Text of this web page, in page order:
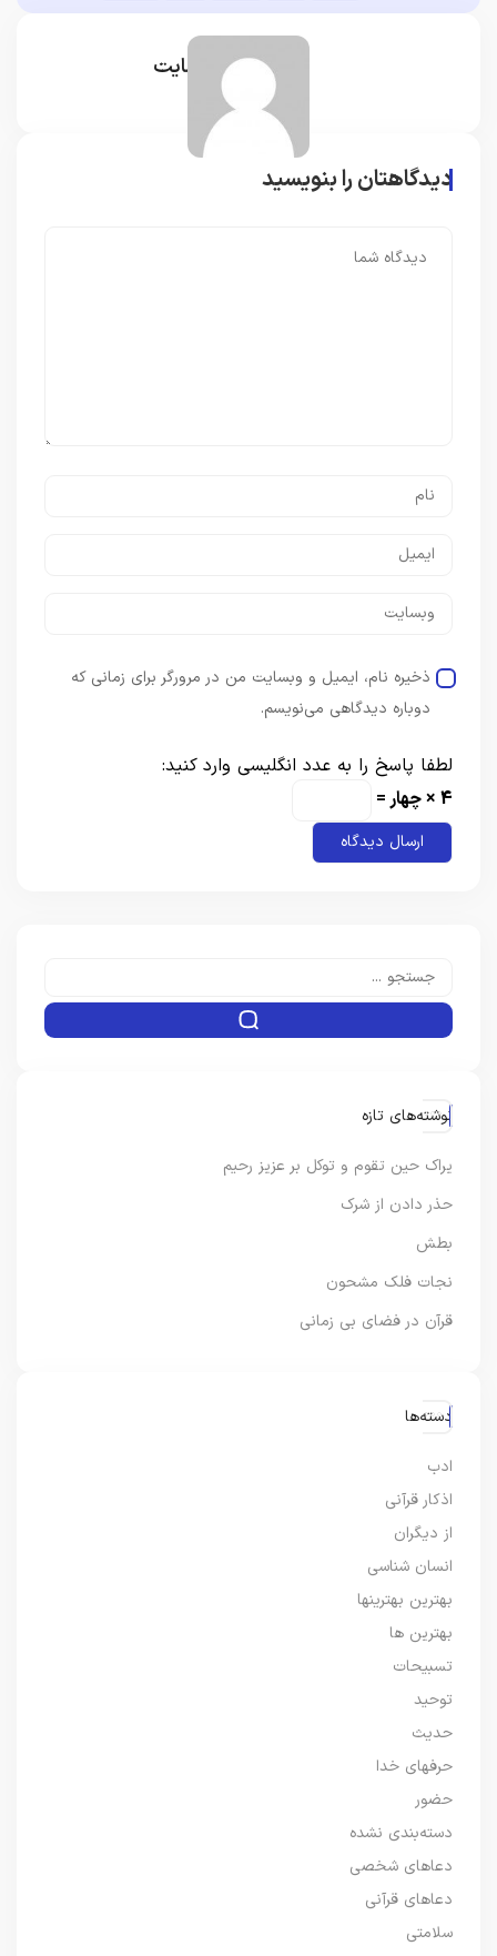
مدیر سایت
دیدگاهتان را بنویسید
ذخیره نام، ایمیل و وبسایت من در مرورگر برای زمانی که
دوباره دیدگاهی می‌نویسم.
لطفا پاسخ را به عدد انگلیسی وارد کنید:
4 × چهار =
نوشته‌های تازه
یراک حین تقوم و توکل بر عزیز رحیم
حذر دادن از شرک
بطش
نجات فلک مشحون
قرآن در فضای بی زمانی
دسته‌ها
ادب
اذکار قرآنی
از دیگران
انسان شناسی
بهترین بهترینها
بهترین ها
تسبیحات
توحید
حدیث
حرفهای خدا
حضور
دسته‌بندی نشده
دعاهای شخصی
دعاهای قرآنی
سلامتی